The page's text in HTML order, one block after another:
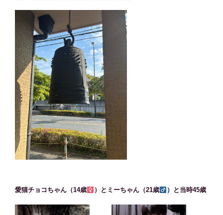
愛猫チョコちゃん（14歳 ）とミーちゃん（21歳 ）と当時45歳